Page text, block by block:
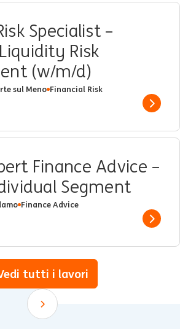
Specialist –
Risk
(w/m/d)
sul Meno Financial Risk
Show
Finance Advice –
Segment
Finance Advice
Show
tutti i lavori
Scroll down